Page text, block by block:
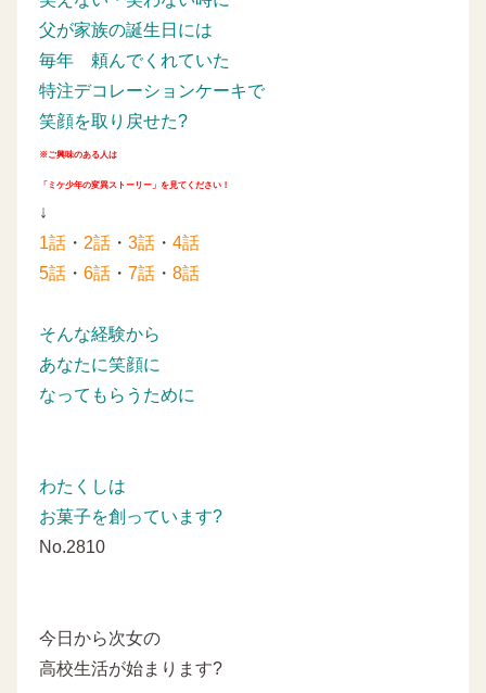
父が家族の誕生日には
毎年 頼んでくれていた
特注デコレーションケーキで
笑顔を取り戻せた?
※ご興味のある人は
「ミケ少年の変異ストーリー」を見てください！
↓
1話 ・ 2話 ・ 3話 ・ 4話
5話 ・ 6話 ・ 7話 ・ 8話
そんな経験から
あなたに笑顔に
なってもらうために
わたくしは
お菓子を創っています?
No.2810
今日から次女の
高校生活が始まります?